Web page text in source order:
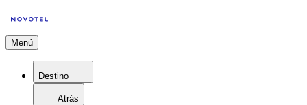
Menú
Destino
Atrás